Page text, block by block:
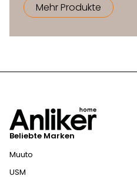
Mehr Produkte
Beliebte Marken
Muuto
USM